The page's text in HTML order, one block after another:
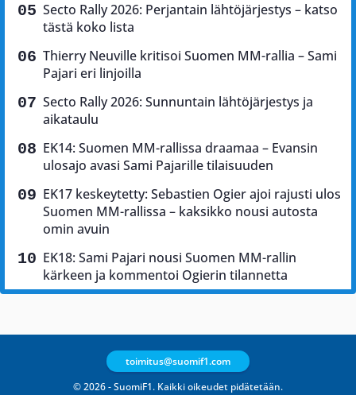
Secto Rally 2026: Perjantain lähtöjärjestys – katso
tästä koko lista
Thierry Neuville kritisoi Suomen MM-rallia – Sami
Pajari eri linjoilla
Secto Rally 2026: Sunnuntain lähtöjärjestys ja
aikataulu
EK14: Suomen MM-rallissa draamaa – Evansin
ulosajo avasi Sami Pajarille tilaisuuden
EK17 keskeytetty: Sebastien Ogier ajoi rajusti ulos
Suomen MM-rallissa – kaksikko nousi autosta
omin avuin
EK18: Sami Pajari nousi Suomen MM-rallin
kärkeen ja kommentoi Ogierin tilannetta
© 2026 - SuomiF1. Kaikki oikeudet pidätetään.
toimitus@suomif1.com